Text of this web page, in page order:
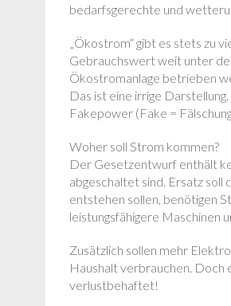
bedarfsgerechte und
„Ökostrom“ gibt es stets zu
Gebrauchswert weit unter
Ökostromanlage betrieben
Das ist eine irrige
Fakepower (Fake =
Woher soll Strom kommen?
Der Gesetzentwurf enthält
abgeschaltet sind. Ersatz soll
entstehen sollen, benötigen
leistungsfähigere Maschinen
Zusätzlich sollen mehr
Haushalt verbrauchen.
verlustbehaftet!